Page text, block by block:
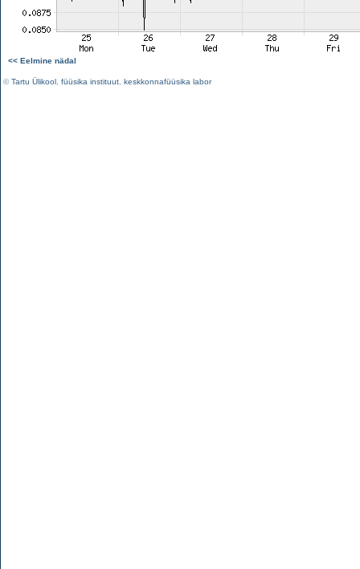
<< Eelmine nädal
©Tartu Ülikool füüsika instituut keskkonnafüüsika labor